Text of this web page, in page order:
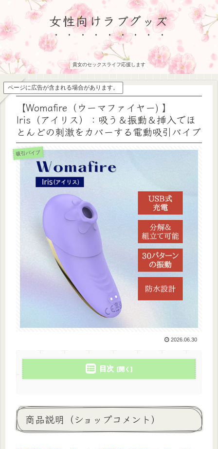
女性向けラブグッズ
貴女のセックスライフ応援します
ページに広告が含まれる場合があります。
【Womafire（ウーマファイヤー) 】
Iris（アイリス）：吸う＆振動＆挿入でほ
とんどの刺激をカバーする電動吸引バイブ
吸引バイブ
2026.06.30
目次
商品説明（ショップコメント）